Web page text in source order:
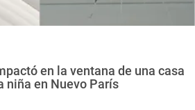
en la ventana de una casa
niña en Nuevo París